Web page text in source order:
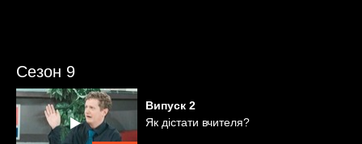
Сезон 9
Випуск 2
Як дістати вчителя?